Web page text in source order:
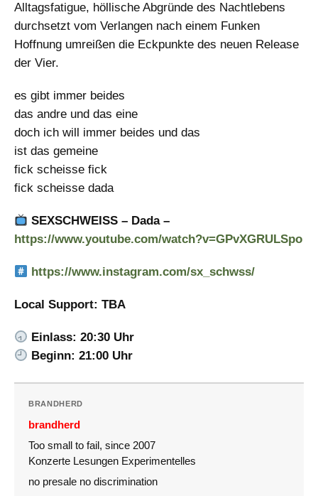
Alltagsfatigue, höllische Abgründe des Nachtlebens
durchsetzt vom Verlangen nach einem Funken
Hoffnung umreißen die Eckpunkte des neuen Release
der Vier.
es gibt immer beides
das andre und das eine
doch ich will immer beides und das
ist das gemeine
fick scheisse fick
fick scheisse dada
SEXSCHWEISS – Dada –
https://www.youtube.com/watch?v=GPvXGRULSpo
https://www.instagram.com/sx_schwss/
Local Support: TBA
Einlass: 20:30 Uhr
Beginn: 21:00 Uhr
BRANDHERD
brandherd
Too small to fail, since 2007
Konzerte Lesungen Experimentelles
no presale no discrimination